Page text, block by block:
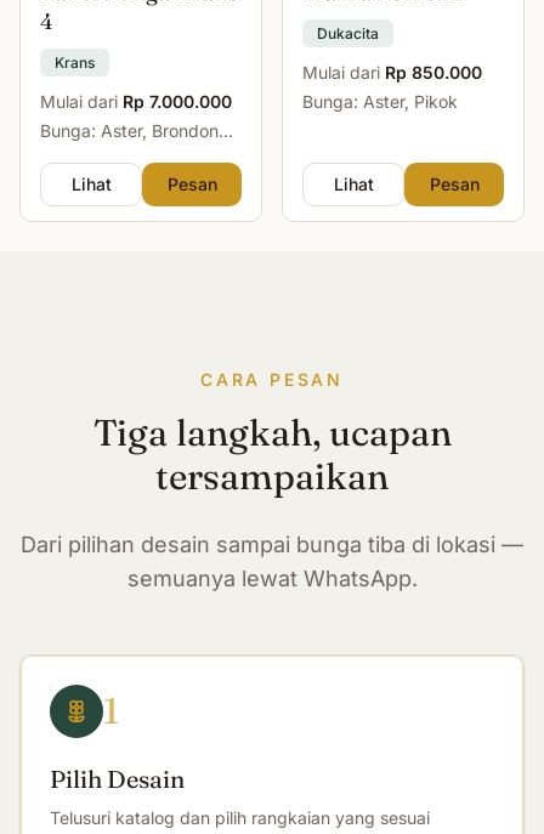
4
Krans
Mulai dari Rp 7.000.000
Bunga: Aster, Brondong,
Lihat
Pesan
Dukacita
Mulai dari Rp 850.000
Bunga: Aster, Pikok
Lihat Pesan
CARA PESAN
Tiga langkah, ucapan
tersampaikan
Dari pilihan desain sampai bunga tiba di lokasi —
semuanya lewat WhatsApp.
1
Pilih Desain
Telusuri katalog dan pilih rangkaian yang sesuai